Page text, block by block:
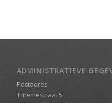
ADMINISTRATIEVE
Postadres
Triremestraat 5